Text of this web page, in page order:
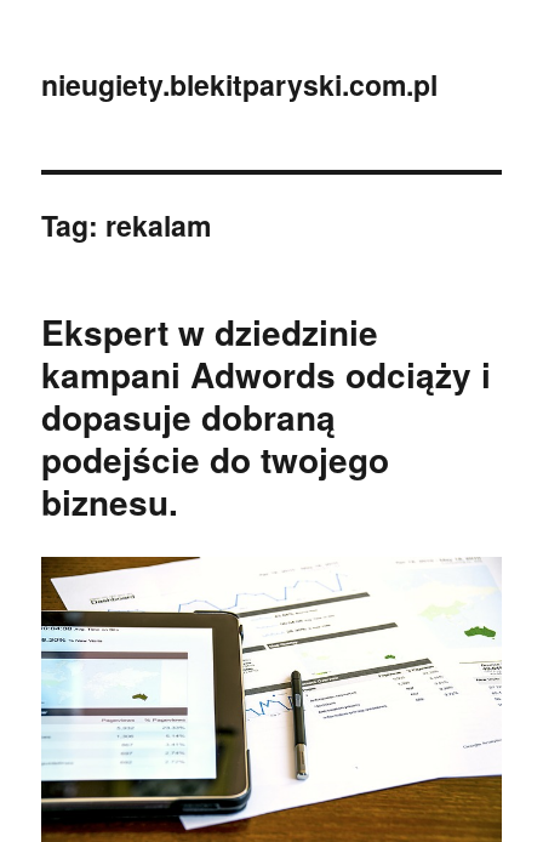
nieugiety.blekitparyski.com.pl
Tag: rekalam
Ekspert w dziedzinie
kampani Adwords odciąży i
dopasuje dobraną
podejście do twojego
biznesu.